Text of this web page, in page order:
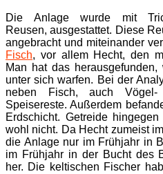
Die Anlage wurde mit
Reusen, ausgestattet. Diese
angebracht und miteinander
Fisch, vor allem Hecht, den
Man hat das
unter sich warfen. Bei der
neben Fisch, auch
Speisereste. Außerdem
Erdschicht. Getreide
wohl nicht. Da Hecht zumeist
die Anlage nur im Frühjahr in
im Frühjahr in der Bucht des
her. Die keltischen Fischer